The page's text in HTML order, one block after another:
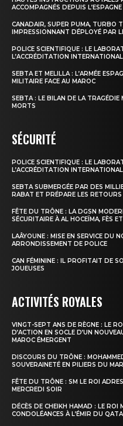
Insight
À propos
Formules d’abonnement
Mon compte
ACCOMPAGNÉS DEPUIS
CANADAIR, SUPER PUMA, TURBO
IMPRESSIONNANT DÉPLOYÉ PAR
POLICE SCIENTIFIQUE : LE
L’ACCRÉDITATION
SEBTA ET MELILLA : L’ARMÉE
MILITAIRE FACE AU MAROC
SEBTA : LE BILAN DE LA
MORTS
SÉCURITÉ
POLICE SCIENTIFIQUE : LE
L’ACCRÉDITATION
SEBTA SUBMERGÉE PAR DES
RABAT ET PRÉPARE LES RETOURS
FÊTE DU TRÔNE : LA DGSN
SÉCURITAIRE À AL HOCEÏMA, FÈS
LAÂYOUNE : MISE EN SERVICE DU
ARRONDISSEMENT DE POLICE
CAN FÉMININE : IL PROFITAIT DE
JOUEUSES
ACTIVITÉS ROYALES
VINGT-SEPT ANS DE RÈGNE : LE
D’ACTION EN SOCLE D’UN
MAROC ÉMERGENT
DISCOURS DU TRÔNE :
SOUVERAINETÉ EN PILIERS DU
FÊTE DU TRÔNE : SM LE ROI
MERCREDI SOIR
DÉCÈS DE CHEIKH HAMAD : LE ROI
CONDOLÉANCES À L’ÉMIR DU